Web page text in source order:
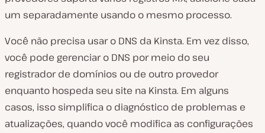
um separadamente usando o mesmo processo.
Você não precisa usar o DNS da Kinsta. Em vez disso,
você pode gerenciar o DNS por meio do seu
registrador de domínios ou de outro provedor
enquanto hospeda seu site na Kinsta. Em alguns
casos, isso simplifica o diagnóstico de problemas e
atualizações, quando você modifica as configurações